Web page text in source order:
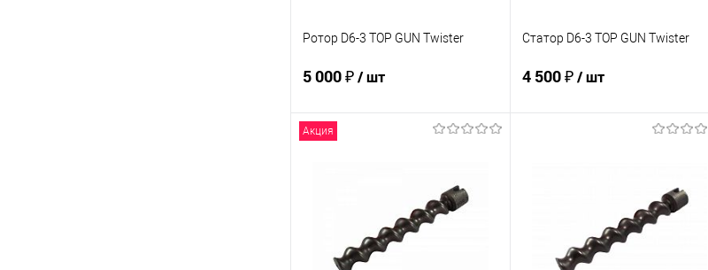
Ротор D6-3 TOP GUN Twister
5 000 ₽/ шт
К сравнению
В избранное
В наличии
Статор D6-3 TOP GUN Twister
4 500 ₽/ шт
К сравнению
В избранное
В наличии
Акция